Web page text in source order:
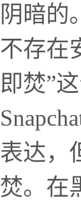
阴暗的
不存在
即焚”
表达，
焚。在